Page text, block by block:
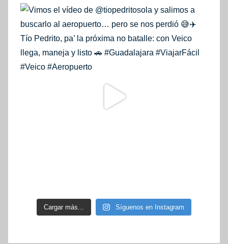
Cargar más... Síguenos en Instagram